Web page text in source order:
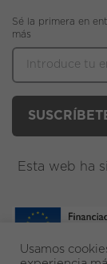
Sé la primera en
más
Esta web ha
Usamos